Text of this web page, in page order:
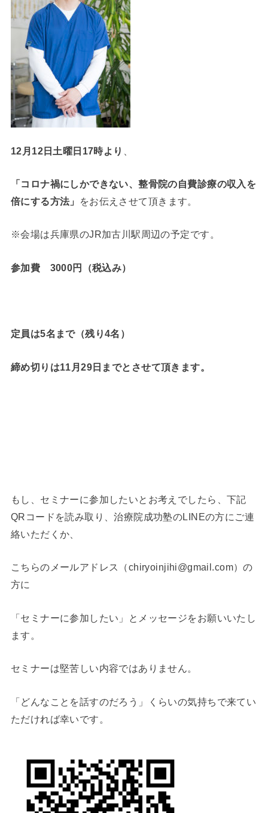
12月12日土曜日17時より
「コロナ禍にしかできない、整骨院の自費診療の収入を
倍にする方法」
をお伝えさせて頂きます。
※会場は兵庫県のJR加古川駅周辺の予定です。
参加費 3000円（税込み）
定員は5名まで（残り4名）
締め切りは11月29日までとさせて頂きます。
もし、セミナーに参加したいとお考えでしたら、下記
QRコードを読み取り、治療院成功塾のLINEの方にご連
絡いただくか、
こちらのメールアドレス（chiryoinjihi@gmail.com）の
方に
「セミナーに参加したい」とメッセージをお願いいたし
ます。
セミナーは堅苦しい内容ではありません。
「どんなことを話すのだろう」くらいの気持ちで来てい
ただければ幸いです。